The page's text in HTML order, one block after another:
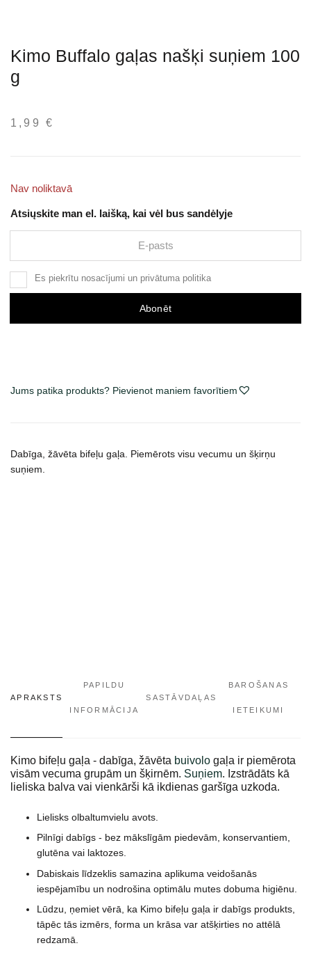
Kimo Buffalo gaļas našķi suņiem 100
g
1,99 €
Nav noliktavā
Atsiųskite man el. laišką, kai vėl bus sandėlyje
Es piekrītu nosacījumi un privātuma politika
Abonēt
Jums patika produkts? Pievienot maniem favorītiem
Dabīga, žāvēta bifeļu gaļa. Piemērots visu vecumu un šķirņu
suņiem.
APRAKSTS
PAPILDU
INFORMĀCIJA
SASTĀVDAĻAS
BAROŠANAS
IETEIKUMI
Kimo bifeļu gaļa - dabīga, žāvēta buivolo gaļa ir piemērota
visām vecuma grupām un šķirnēm. Suņiem. Izstrādāts kā
lieliska balva vai vienkārši kā ikdienas garšīga uzkoda.
Lielisks olbaltumvielu avots.
Pilnīgi dabīgs - bez mākslīgām piedevām, konservantiem,
glutēna vai laktozes.
Dabiskais līdzeklis samazina aplikuma veidošanās
iespējamību un nodrošina optimālu mutes dobuma higiēnu.
Lūdzu, ņemiet vērā, ka Kimo bifeļu gaļa ir dabīgs produkts,
tāpēc tās izmērs, forma un krāsa var atšķirties no attēlā
redzamā.